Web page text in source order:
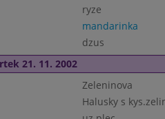
ryze
mandarinka
dzus
21. 11. 2002
Zeleninova
Halusky s